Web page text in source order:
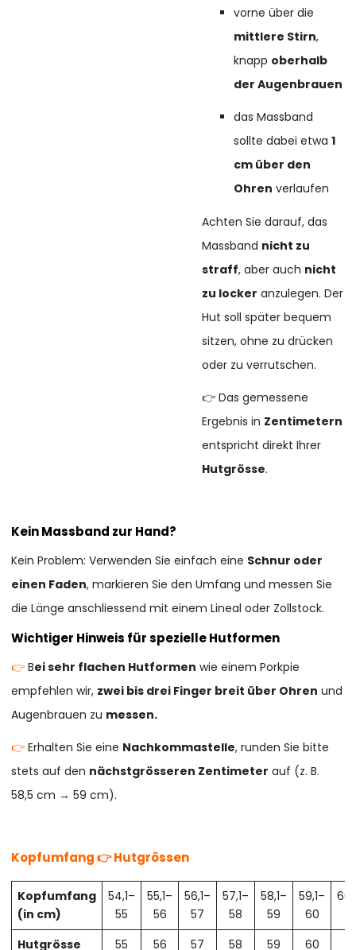
vorne über die
mittlere Stirn,
knapp oberhalb
der Augenbrauen
das Massband
sollte dabei etwa1
cm über den
Ohren verlaufen
Achten Sie darauf, das
Massband nicht zu
straff, aber auch nicht
zu locker anzulegen. Der
Hut soll später bequem
sitzen, ohne zu drücken
oder zu verrutschen.
👉 Das gemessene
Ergebnis in Zentimetern
entspricht direkt Ihrer
Hutgrösse.
Kein Massband zur Hand?
Kein Problem: Verwenden Sie einfach eine Schnur oder
einen Faden, markieren Sie den Umfang und messen Sie
die Länge anschliessend mit einem Lineal oder Zollstock.
Wichtiger Hinweis für spezielle Hutformen
👉Bei sehr flachen Hutformen wie einem Porkpie
empfehlen wir, zwei bis drei Finger breit über Ohren und
Augenbrauen zu messen.
👉Erhalten Sie eine Nachkommastelle, runden Sie bitte
stets auf den nächstgrösseren Zentimeter auf (z. B.
58,5 cm → 59 cm).
Kopfumfang 👉 Hutgrössen
Kopfumfang
(in cm)
54,1–
55
55,1–
56
56,1–
57
57,1–
58
58,1–
59
59,1–
60
Hutgrösse
55 56 57 58 59 60